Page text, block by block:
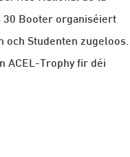
30 Booter organiséiert
och Studenten zugeloos.
ACEL-Trophy fir déi